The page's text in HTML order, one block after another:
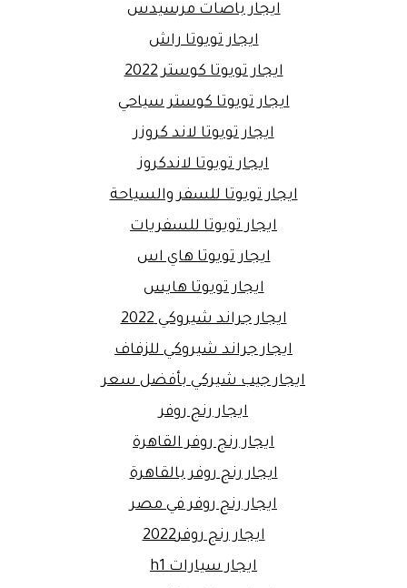
ايجار باصات مرسيدس
ايجار تويوتا راش
ايجار تويوتا كوستر 2022
ايجار تويوتا كوستر سياحي
ايجار تويوتا لاند كروزر
ايجار تويوتا لاندكروز
ايجار تويوتا للسفر والسياحة
ايجار تويوتا للسفريات
ايجار تويوتا هاي اس
ايجار تويوتا هايس
ايجار جراند شيروكي 2022
ايجار جراند شيروكي للزفاف
ايجار جيب شيركي بأفضل سعر
ايجار رنج روفر
ايجار رنج روفر القاهرة
ايجار رنج روفر بالقاهرة
ايجار رنج روفر في مصر
ايجار رنج روفر2022
ايجار سيارات h1